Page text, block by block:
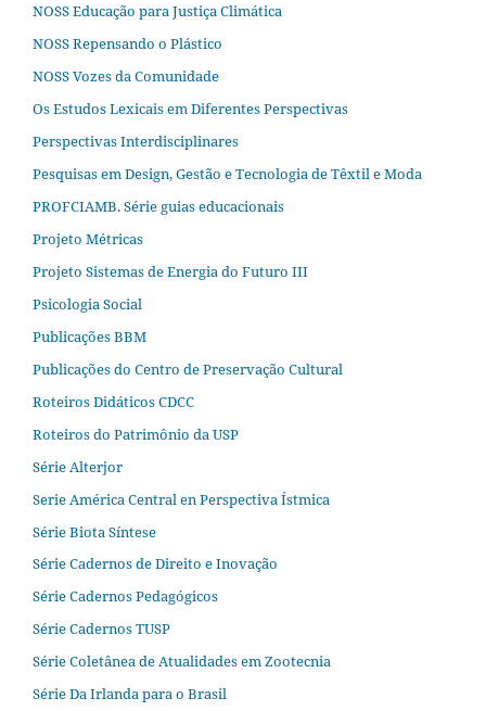
NOSS Educação para Justiça Climática
NOSS Repensando o Plástico
NOSS Vozes da Comunidade
Os Estudos Lexicais em Diferentes Perspectivas
Perspectivas Interdisciplinares
Pesquisas em Design, Gestão e Tecnologia de Têxtil e Moda
PROFCIAMB. Série guias educacionais
Projeto Métricas
Projeto Sistemas de Energia do Futuro III
Psicologia Social
Publicações BBM
Publicações do Centro de Preservação Cultural
Roteiros Didáticos CDCC
Roteiros do Patrimônio da USP
Série Alterjor
Serie América Central en Perspectiva Ístmica
Série Biota Síntese
Série Cadernos de Direito e Inovação
Série Cadernos Pedagógicos
Série Cadernos TUSP
Série Coletânea de Atualidades em Zootecnia
Série Da Irlanda para o Brasil